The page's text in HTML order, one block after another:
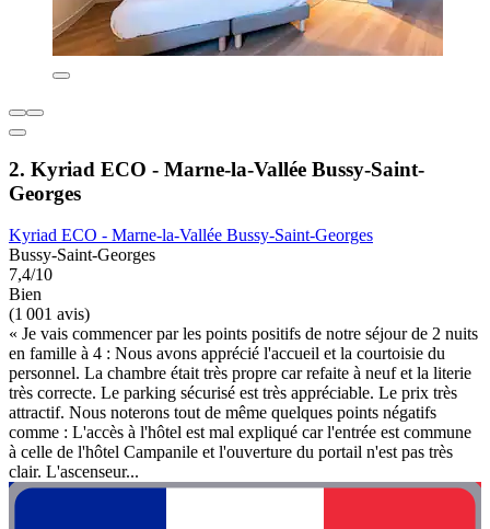
2. Kyriad ECO - Marne-la-Vallée Bussy-Saint-
Georges
Kyriad ECO - Marne-la-Vallée Bussy-Saint-Georges
Bussy-Saint-Georges
7,4/10
Bien
(1 001 avis)
« Je vais commencer par les points positifs de notre séjour de 2 nuits
en famille à 4 : Nous avons apprécié l'accueil et la courtoisie du
personnel. La chambre était très propre car refaite à neuf et la literie
très correcte. Le parking sécurisé est très appréciable. Le prix très
attractif. Nous noterons tout de même quelques points négatifs
comme : L'accès à l'hôtel est mal expliqué car l'entrée est commune
à celle de l'hôtel Campanile et l'ouverture du portail n'est pas très
clair. L'ascenseur...